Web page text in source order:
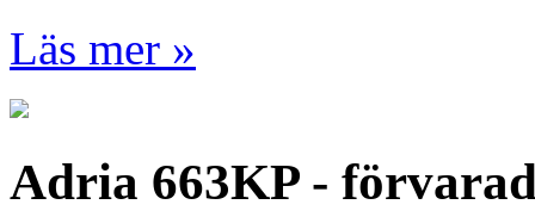
Läs mer »
Adria 663KP -